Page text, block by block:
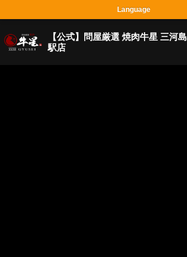
【公式】問屋厳選 焼肉牛星 三河島
駅店
Language